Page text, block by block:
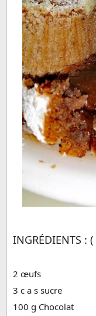
INGRÉDIENTS : (
2 œufs
3 c a s sucre
100 g Chocolat